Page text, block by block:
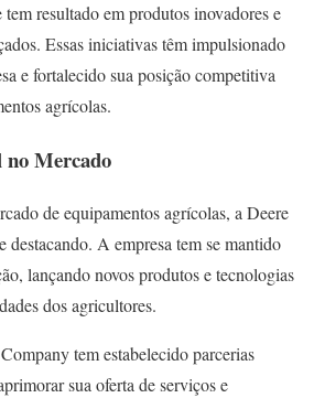
resultado em produtos inovadores e
Essas iniciativas têm impulsionado
e fortalecido sua posição competitiva
agrícolas.
no Mercado
de equipamentos agrícolas, a Deere
A empresa tem se mantido
lançando novos produtos e tecnologias
dos agricultores.
tem estabelecido parcerias
sua oferta de serviços e